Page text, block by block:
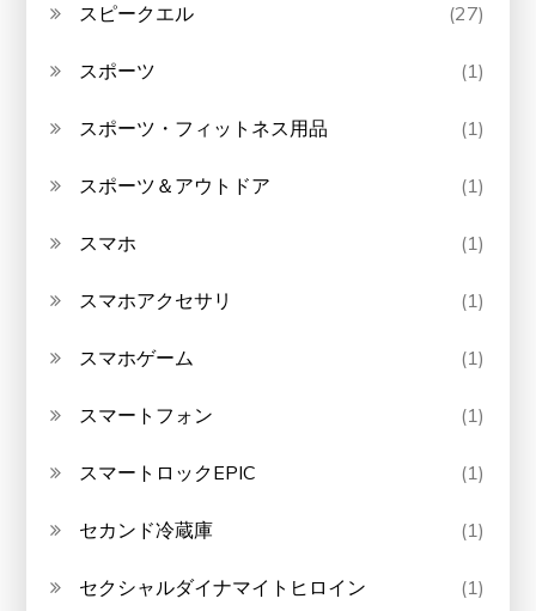
スピークエル (27)
スポーツ (1)
スポーツ・フィットネス用品 (1)
スポーツ＆アウトドア (1)
スマホ (1)
スマホアクセサリ (1)
スマホゲーム (1)
スマートフォン (1)
スマートロックEPIC (1)
セカンド冷蔵庫 (1)
セクシャルダイナマイトヒロイン (1)